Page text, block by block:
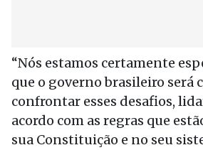
“Nós estamos certamente
que o governo brasileiro será
confrontar esses desafios,
acordo com as regras que
sua Constituição e no seu